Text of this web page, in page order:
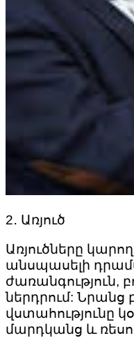
2․ Առյուծ
Առյուծները
անսպասելի
ժառանգություն,
ներդրում:
վստահությունը
մարդկանց և